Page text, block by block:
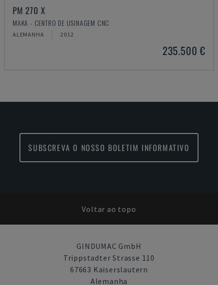
PM 270 X
MAKA - CENTRO DE USINAGEM CNC
ALEMANHA 2012
235.500 €
SUBSCREVA O NOSSO BOLETIM INFORMATIVO
Voltar ao topo
GINDUMAC GmbH
Trippstadter Strasse 110
67663 Kaiserslautern
Alemanha